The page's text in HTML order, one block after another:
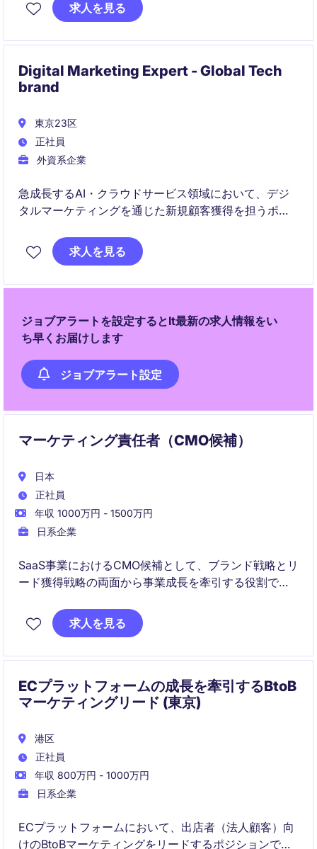
Retail、E-commerce、PR、IT、グローバルチームと連
求人を見る
Digital Marketing Expert - Global Tech
brand
東京23区
正社員
外資系企業
急成長するAI・クラウドサービス領域において、デジ
タルマーケティングを通じた新規顧客獲得を担うポジ
Web、SNS、MAなど複数チャネルを横断し、施策の企
求人を見る
ジョブアラートを設定するとIt最新の求人情報をい
ち早くお届けします
ジョブアラート設定
マーケティング責任者（CMO候補）
日本
正社員
年収 1000万円 - 1500万円
日系企業
SaaS事業におけるCMO候補として、ブランド戦略とリ
ード獲得戦略の両面から事業成長を牽引する役割で
の構築・最適化およびデータドリブンな施策実行を担
います。
求人を見る
ECプラットフォームの成長を牽引するBtoB
マーケティングリード (東京)
港区
正社員
年収 800万円 - 1000万円
日系企業
ECプラットフォームにおいて、出店者（法人顧客）向
けのBtoBマーケティングをリードするポジションで